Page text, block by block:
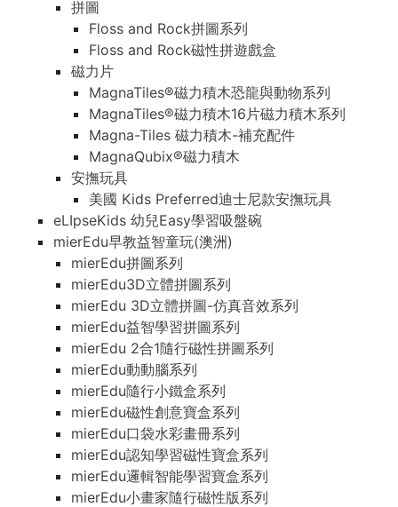
拼圖
Floss and Rock拼圖系列
Floss and Rock磁性拼遊戲盒
磁力片
MagnaTiles®磁力積木恐龍與動物系列
MagnaTiles®磁力積木16片磁力積木系列
Magna-Tiles 磁力積木-補充配件
MagnaQubix®磁力積木
安撫玩具
美國 Kids Preferred迪士尼款安撫玩具
eLIpseKids 幼兒Easy學習吸盤碗
mierEdu早教益智童玩(澳洲)
mierEdu拼圖系列
mierEdu3D立體拼圖系列
mierEdu 3D立體拼圖-仿真音效系列
mierEdu益智學習拼圖系列
mierEdu 2合1隨行磁性拼圖系列
mierEdu動動腦系列
mierEdu隨行小鐵盒系列
mierEdu磁性創意寶盒系列
mierEdu口袋水彩畫冊系列
mierEdu認知學習磁性寶盒系列
mierEdu邏輯智能學習寶盒系列
mierEdu小畫家隨行磁性版系列